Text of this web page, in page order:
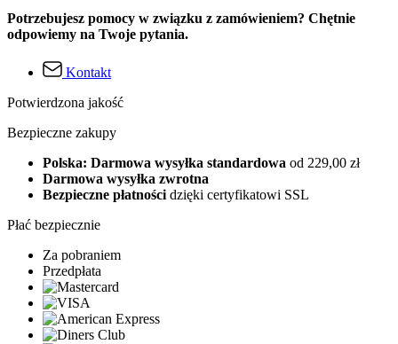
Potrzebujesz pomocy w związku z zamówieniem? Chętnie
odpowiemy na Twoje pytania.
Kontakt
Potwierdzona jakość
Bezpieczne zakupy
Polska: Darmowa wysyłka standardowa od 229,00 zł
Darmowa wysyłka zwrotna
Bezpieczne płatności dzięki certyfikatowi SSL
Płać bezpiecznie
Za pobraniem
Przedpłata